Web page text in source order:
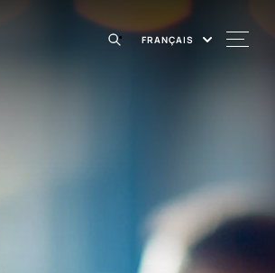
FRANÇAIS